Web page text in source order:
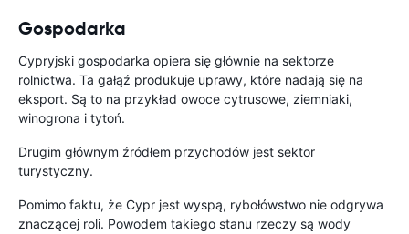
Gospodarka
Cypryjski gospodarka opiera się głównie na sektorze
rolnictwa. Ta gałąź produkuje uprawy, które nadają się na
eksport. Są to na przykład owoce cytrusowe, ziemniaki,
winogrona i tytoń.
Drugim głównym źródłem przychodów jest sektor
turystyczny.
Pomimo faktu, że Cypr jest wyspą, rybołówstwo nie odgrywa
znaczącej roli. Powodem takiego stanu rzeczy są wody